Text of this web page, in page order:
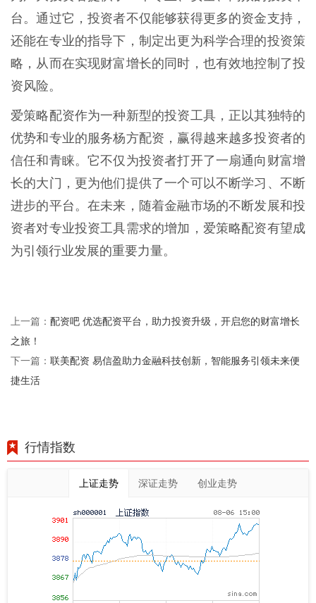
台。通过它，投资者不仅能够获得更多的资金支持，
还能在专业的指导下，制定出更为科学合理的投资策
略，从而在实现财富增长的同时，也有效地控制了投
资风险。
爱策略配资作为一种新型的投资工具，正以其独特的
优势和专业的服务杨方配资，赢得越来越多投资者的
信任和青睐。它不仅为投资者打开了一扇通向财富增
长的大门，更为他们提供了一个可以不断学习、不断
进步的平台。在未来，随着金融市场的不断发展和投
资者对专业投资工具需求的增加，爱策略配资有望成
为引领行业发展的重要力量。
上一篇： 配资吧 优选配资平台，助力投资升级，开启您的财富增长
之旅！
下一篇： 联美配资 易信盈助力金融科技创新，智能服务引领未来便
捷生活
行情指数
上证走势 深证走势 创业走势